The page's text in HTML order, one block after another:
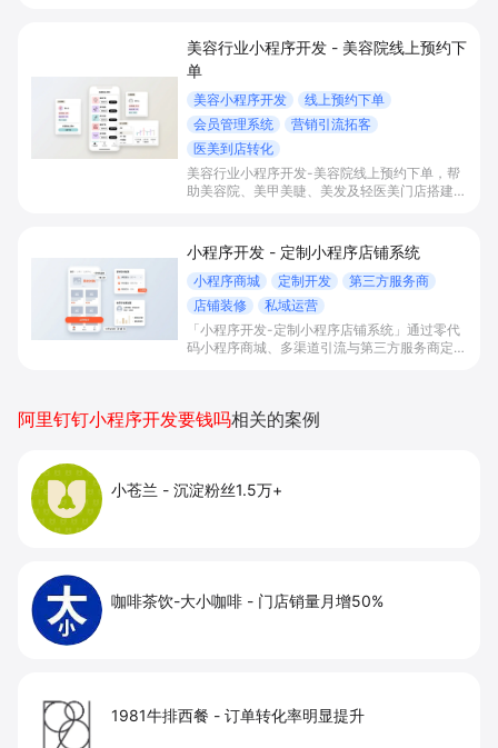
提升到店与下单转化。
美容行业小程序开发 - 美容院线上预约下
单
美容小程序开发
线上预约下单
会员管理系统
营销引流拓客
医美到店转化
美容行业小程序开发-美容院线上预约下单，帮
助美容院、美甲美睫、美发及轻医美门店搭建线
引流拓客、提升到店转化和复购。
小程序开发 - 定制小程序店铺系统
小程序商城 定制开发
第三方服务商
店铺装修
私域运营
「小程序开发-定制小程序店铺系统」通过零代
码小程序商城、多渠道引流与第三方服务商定制
增长。
阿里钉钉小程序开发要钱吗相关的案例
小苍兰 - 沉淀粉丝1.5万+
咖啡茶饮-大小咖啡 - 门店销量月增50%
1981牛排西餐 - 订单转化率明显提升